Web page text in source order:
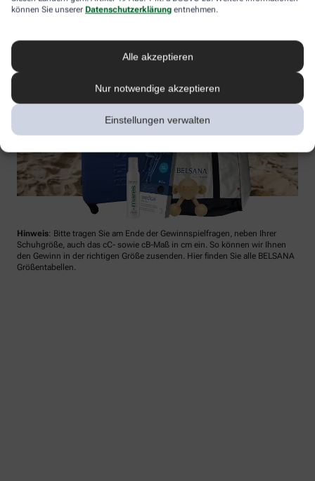
können Sie unserer Datenschutzerklärung entnehmen.
Alle akzeptieren
Nur notwendige akzeptieren
Einstellungen verwalten
Hinweis: Bitte tragen Sie am Ende der Gewinnspielfragen, neben Ihrer
Schuhgröße, auch das cC- sowie cB-Maß in cm ein. So können wir Ihnen
den Gewinn in der richtigen Größe zusenden. Hier finden Sie alle BELSANA
Größentabellen.